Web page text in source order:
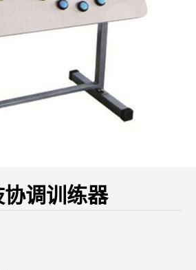
调训练器